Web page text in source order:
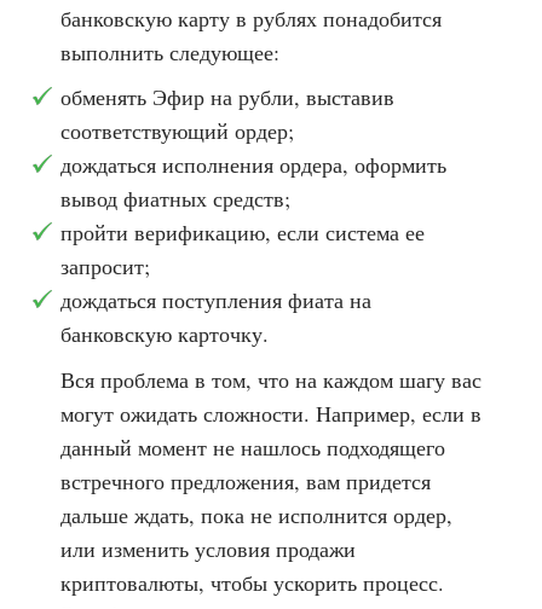
банковскую карту в рублях понадобится
выполнить следующее:
обменять Эфир на рубли, выставив
соответствующий ордер;
дождаться исполнения ордера, оформить
вывод фиатных средств;
пройти верификацию, если система ее
запросит;
дождаться поступления фиата на
банковскую карточку.
Вся проблема в том, что на каждом шагу вас
могут ожидать сложности. Например, если в
данный момент не нашлось подходящего
встречного предложения, вам придется
дальше ждать, пока не исполнится ордер,
или изменить условия продажи
криптовалюты, чтобы ускорить процесс.